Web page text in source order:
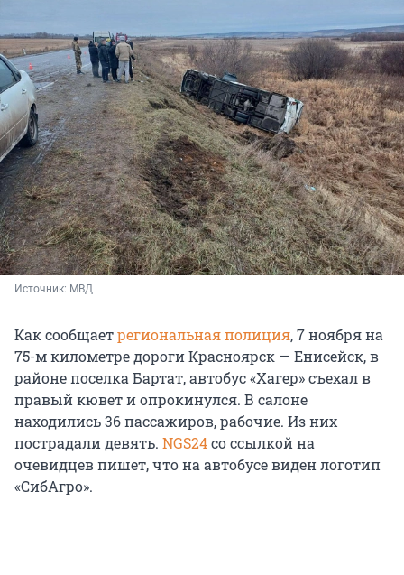
Источник: МВД
Как сообщаетрегиональная полиция, 7 ноября на
75-м километре дороги Красноярск — Енисейск, в
районе поселка Бартат, автобус «Хагер» съехал в
правый кювет и опрокинулся. В салоне
находились 36 пассажиров, рабочие. Из них
пострадали девять. NGS24со ссылкой на
очевидцев пишет, что на автобусе виден логотип
«СибАгро».